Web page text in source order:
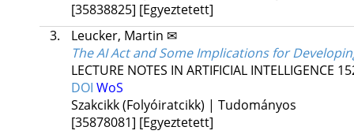
[35838825] [Egyeztetett]
3.
Leucker, Martin ✉
The AI Act and Some Implications for
LECTURE NOTES IN ARTIFICIAL INTELLIGENCE
DOI WoS
Szakcikk (Folyóiratcikk) | Tudományos
[35878081] [Egyeztetett]